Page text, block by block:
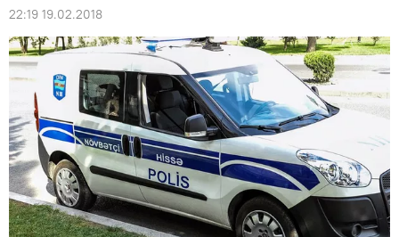
22:19 19.02.2018